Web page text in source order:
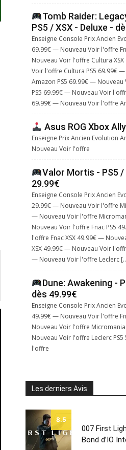
Tomb Raider:
PS5 / XSX - Deluxe -
Enseigne Console Prix Ancien
69.99€ — Nouveau Voir l'offre
Nouveau Voir l'offre Cultura
Voir l'offre Cultura PS5 69.99€
Amazon PS5 69.99€ —
PS5 69.99€ — Nouveau Voir
69.99€ — Nouveau Voir l'offre
Asus ROG Xbox
Enseigne Prix Ancien Evolution
Nouveau Voir l'offre
Valor Mortis - PS5 /
29.99€
Enseigne Console Prix Ancien
29.99€ — Nouveau Voir l'offre
— Nouveau Voir l'offre
Nouveau Voir l'offre Fnac PS5
l'offre Fnac XSX 49.99€ —
XSX 49.99€ — Nouveau Voir
— Nouveau Voir l'offre Leclerc
Dune: Awakening -
dès 49.99€
Enseigne Console Prix Ancien
49.99€ — Nouveau Voir l'offre
Nouveau Voir l'offre
Nouveau Voir l'offre Leclerc
l'offre
Les derniers Avis
8.5
007 First
Bond d’IO